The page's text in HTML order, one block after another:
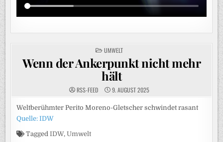
POSTED
IN
UMWELT
Wenn der Ankerpunkt nicht mehr
hält
RSS-FEED 9. AUGUST 2025
Weltberühmter Perito Moreno-Gletscher schwindet rasant
Quelle: IDW
TaggedIDW,Umwelt